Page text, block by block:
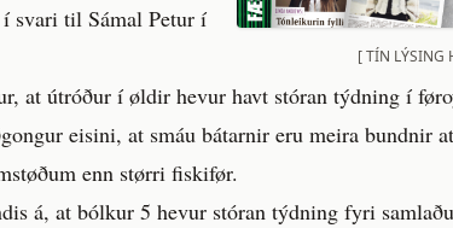
[ TÍN LÝSING
svari til Sámal Petur í
at útróður í øldir hevur havt stóran týdning í
eisini, at smáu bátarnir eru meira bundnir
enn størri fiskifør.
á, at bólkur 5 hevur stóran týdning fyri